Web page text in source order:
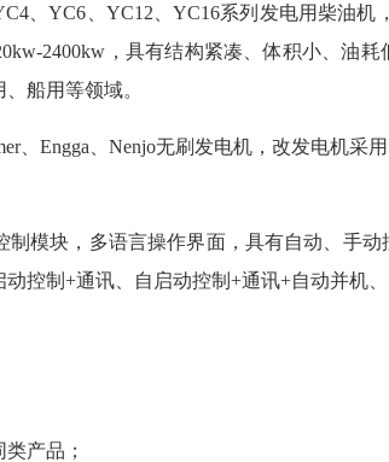
、YC6、YC12、YC16系列发电用柴油机
2400kw，具有结构紧凑、体积小、油
船用等领域。
、Engga、Nenjo无刷发电机，改发电机采
模块，多语言操作界面，具有自动、手
控制+通讯、自启动控制+通讯+自动并机、
产品；